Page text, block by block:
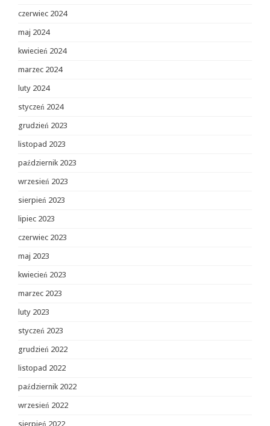
czerwiec 2024
maj 2024
kwiecień 2024
marzec 2024
luty 2024
styczeń 2024
grudzień 2023
listopad 2023
październik 2023
wrzesień 2023
sierpień 2023
lipiec 2023
czerwiec 2023
maj 2023
kwiecień 2023
marzec 2023
luty 2023
styczeń 2023
grudzień 2022
listopad 2022
październik 2022
wrzesień 2022
sierpień 2022